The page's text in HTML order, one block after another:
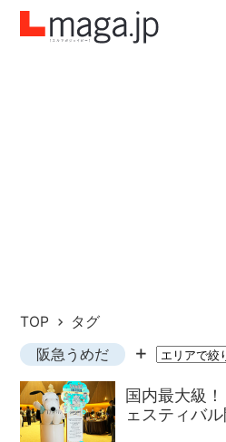
TOP
タグ
阪急うめだ
国内最大級
ェスティバ